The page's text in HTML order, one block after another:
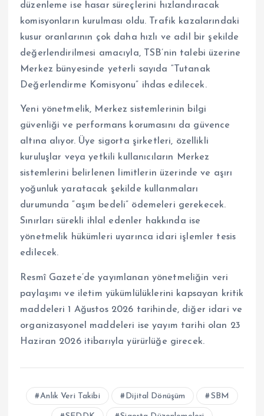
düzenleme ise hasar süreçlerini hızlandıracak
komisyonların kurulması oldu. Trafik kazalarındaki
kusur oranlarının çok daha hızlı ve adil bir şekilde
değerlendirilmesi amacıyla, TSB’nin talebi üzerine
Merkez bünyesinde yeterli sayıda “Tutanak
Değerlendirme Komisyonu” ihdas edilecek.
Yeni yönetmelik, Merkez sistemlerinin bilgi
güvenliği ve performans korumasını da güvence
altına alıyor. Üye sigorta şirketleri, özellikli
kuruluşlar veya yetkili kullanıcıların Merkez
sistemlerini belirlenen limitlerin üzerinde ve aşırı
yoğunluk yaratacak şekilde kullanmaları
durumunda “aşım bedeli” ödemeleri gerekecek.
Sınırları sürekli ihlal edenler hakkında ise
yönetmelik hükümleri uyarınca idari işlemler tesis
edilecek.
Resmî Gazete’de yayımlanan yönetmeliğin veri
paylaşımı ve iletim yükümlülüklerini kapsayan kritik
maddeleri 1 Ağustos 2026 tarihinde, diğer idari ve
organizasyonel maddeleri ise yayım tarihi olan 23
Haziran 2026 itibarıyla yürürlüğe girecek.
Anlık Veri Takibi Dijital Dönüşüm SBM